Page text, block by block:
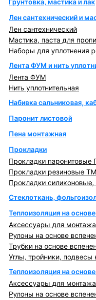
Грунтовка, мастика и лак
Лен сантехнический и
Лен сантехнический
Мастика, паста для
Наборы для уплотнения
Лента ФУМ и нить
Лента ФУМ
Нить уплотнительная
Набивка сальниковая,
Паронит листовой
Пена монтажная
Прокладки
Прокладки
Прокладки резиновые
Прокладки
Стеклоткань,
Теплоизоляция на
Аксессуары для
Рулоны на основе
Трубки на основе
Углы, тройники, подвесы
Теплоизоляция на
Аксессуары для
Рулоны на основе